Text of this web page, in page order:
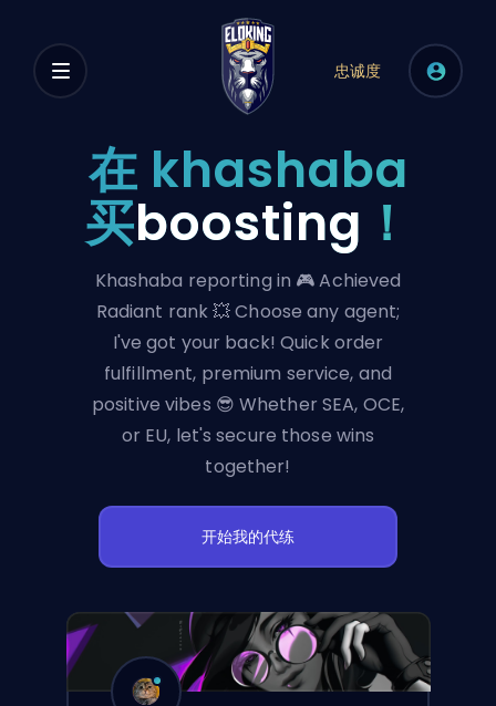
忠诚度
在 khashaba
买boosting ！
Khashaba reporting in 🎮 Achieved
Radiant rank 💥 Choose any agent;
I've got your back! Quick order
fulfillment, premium service, and
positive vibes 😎 Whether SEA, OCE,
or EU, let's secure those wins
together!
开始我的代练